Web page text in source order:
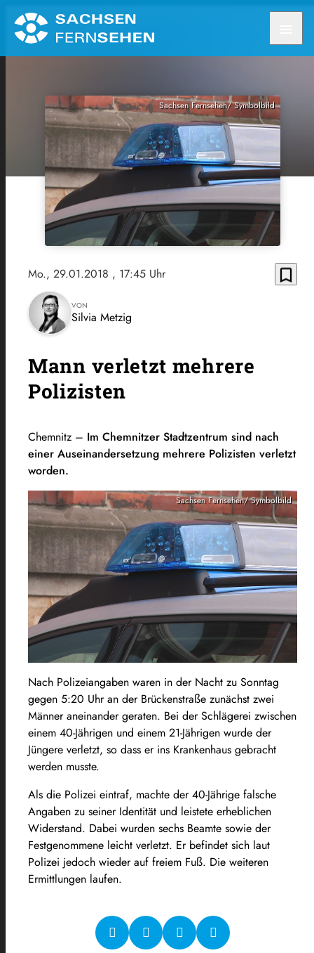
Sachsen Fernsehen/ Symbolbild
Mo., 29.01.2018 , 17:45 Uhr bookmark_border
VON
Silvia Metzig
Mann verletzt mehrere
Polizisten
Chemnitz – Im Chemnitzer Stadtzentrum sind nach
einer Auseinandersetzung mehrere Polizisten verletzt
worden.
Sachsen Fernsehen/ Symbolbild
Nach Polizeiangaben waren in der Nacht zu Sonntag
gegen 5:20 Uhr an der Brückenstraße zunächst zwei
Männer aneinander geraten. Bei der Schlägerei zwischen
einem 40-Jährigen und einem 21-Jährigen wurde der
Jüngere verletzt, so dass er ins Krankenhaus gebracht
werden musste.
Als die Polizei eintraf, machte der 40-Jährige falsche
Angaben zu seiner Identität und leistete erheblichen
Widerstand. Dabei wurden sechs Beamte sowie der
Festgenommene leicht verletzt. Er befindet sich laut
Polizei jedoch wieder auf freiem Fuß. Die weiteren
Ermittlungen laufen.